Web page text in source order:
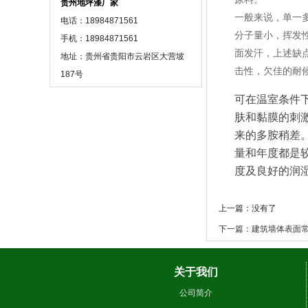
贵州地坪漆厂家
电话：18984871561
手机：18984871561
地址：贵州省贵阳市云岩区大营坡
187号
一般来说，单一
分子量小，挥发
面发汗，上述缺
击性，欠佳的耐
可在温室条件
肤和黏膜的刺
来的多胺稍差
量和年度都是
度及良好的润
上一篇：没有了
下一篇：建筑墙体表面
关于我们
公司简介